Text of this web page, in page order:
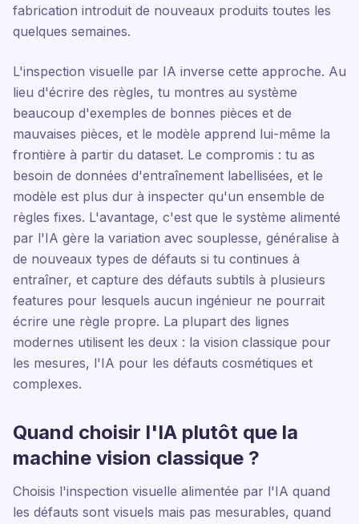
fabrication introduit de nouveaux produits toutes les
quelques semaines.
L'inspection visuelle par IA inverse cette approche. Au
lieu d'écrire des règles, tu montres au système
beaucoup d'exemples de bonnes pièces et de
mauvaises pièces, et le modèle apprend lui-même la
frontière à partir du dataset. Le compromis : tu as
besoin de données d'entraînement labellisées, et le
modèle est plus dur à inspecter qu'un ensemble de
règles fixes. L'avantage, c'est que le système alimenté
par l'IA gère la variation avec souplesse, généralise à
de nouveaux types de défauts si tu continues à
entraîner, et capture des défauts subtils à plusieurs
features pour lesquels aucun ingénieur ne pourrait
écrire une règle propre. La plupart des lignes
modernes utilisent les deux : la vision classique pour
les mesures, l'IA pour les défauts cosmétiques et
complexes.
Quand choisir l'IA plutôt que la
machine vision classique ?
Choisis l'inspection visuelle alimentée par l'IA quand
les défauts sont visuels mais pas mesurables, quand